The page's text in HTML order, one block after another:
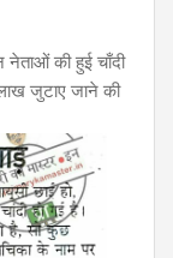
नेताओं की हुई चाँदी
जुटाए जाने की